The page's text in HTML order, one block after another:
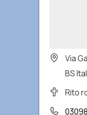
Via
BS
Rito